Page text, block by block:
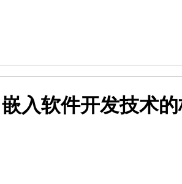
入软件开发技术